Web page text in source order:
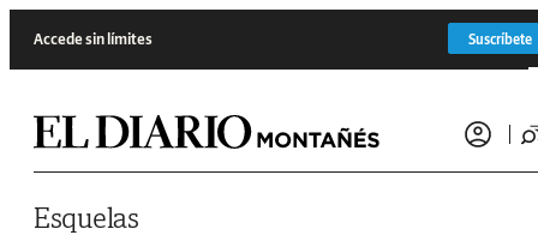
Accede sin límites Suscríbete
Esquelas